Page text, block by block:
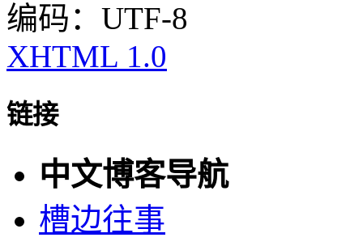
编码：UTF-8
XHTML 1.0
链接
中文博客导航
槽边往事